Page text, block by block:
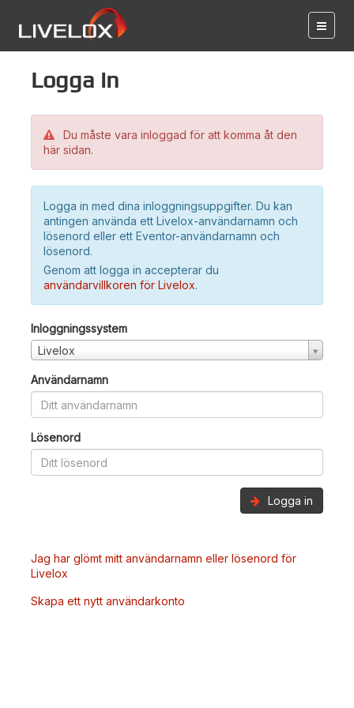
Logga in
Du måste vara inloggad för att komma åt den
här sidan.
Logga in med dina inloggningsuppgifter. Du kan
antingen använda ett Livelox-användarnamn och
lösenord eller ett Eventor-användarnamn och
lösenord.
Genom att logga in accepterar du
användarvillkoren för Livelox.
Inloggningssystem
Livelox
Användarnamn
Lösenord
Logga in
Jag har glömt mitt användarnamn eller lösenord för
Livelox
Skapa ett nytt användarkonto